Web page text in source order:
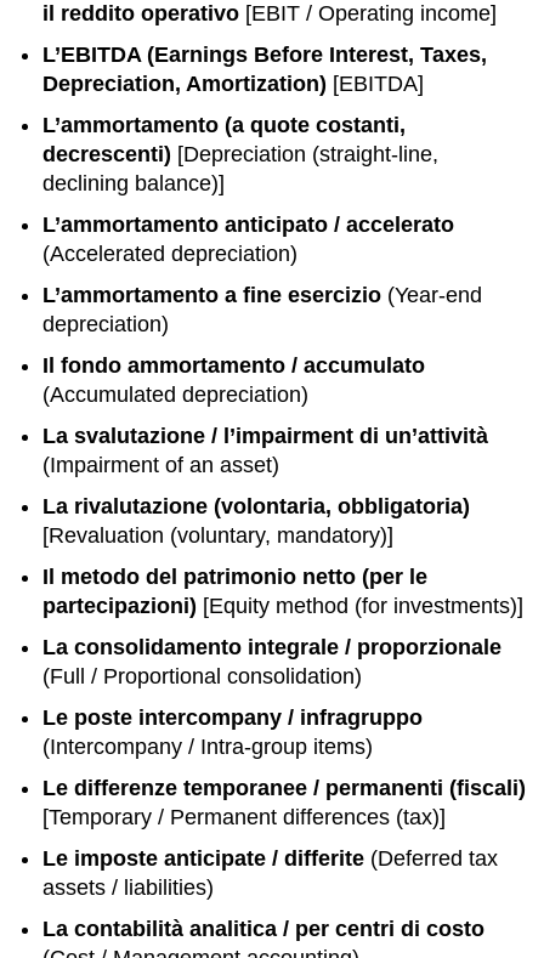
il reddito operativo [EBIT / Operating income]
L’EBITDA (Earnings Before Interest, Taxes,
Depreciation, Amortization) [EBITDA]
L’ammortamento (a quote costanti,
decrescenti) [Depreciation (straight-line,
declining balance)]
L’ammortamento anticipato / accelerato
(Accelerated depreciation)
L’ammortamento a fine esercizio (Year-end
depreciation)
Il fondo ammortamento / accumulato
(Accumulated depreciation)
La svalutazione / l’impairment di un’attività
(Impairment of an asset)
La rivalutazione (volontaria, obbligatoria)
[Revaluation (voluntary, mandatory)]
Il metodo del patrimonio netto (per le
partecipazioni) [Equity method (for investments)]
La consolidamento integrale / proporzionale
(Full / Proportional consolidation)
Le poste intercompany / infragruppo
(Intercompany / Intra-group items)
Le differenze temporanee / permanenti (fiscali)
[Temporary / Permanent differences (tax)]
Le imposte anticipate / differite (Deferred tax
assets / liabilities)
La contabilità analitica / per centri di costo